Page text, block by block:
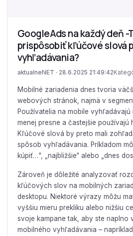
GoogleAds na každý deň -
prispôsobiť kľúčové slová
vyhľadávania?
aktualneNET · 28.6.2025 21:49:42
Mobilné zariadenia dnes tvoria
webových stránok, najmä v
Používatelia na mobile vyhľadávajú
menej presne a častejšie používajú
Kľúčové slová by preto mali
spôsob vyhľadávania. Príkladom
kúpiť…“, „najbližšie“ alebo „dnes
Zároveň je dôležité analyzovať
kľúčových slov na mobilných
desktopu. Niektoré výrazy môžu
vyššiu mieru prekliku alebo nižšiu
svoje kampane tak, aby ste naplno
mobilného vyhľadávania –